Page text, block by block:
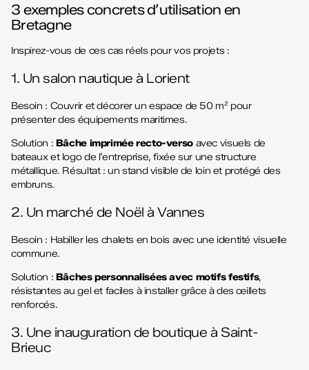
3 exemples concrets d’utilisation en
Bretagne
Inspirez-vous de ces cas réels pour vos projets :
1. Un salon nautique à Lorient
Besoin : Couvrir et décorer un espace de 50 m² pour
présenter des équipements maritimes.
Solution : Bâche imprimée recto-versoavec visuels de
bateaux et logo de l’entreprise, fixée sur une structure
métallique. Résultat : un stand visible de loin et protégé des
embruns.
2. Un marché de Noël à Vannes
Besoin : Habiller les chalets en bois avec une identité visuelle
commune.
Solution : Bâches personnalisées avec motifs festifs,
résistantes au gel et faciles à installer grâce à des œillets
renforcés.
3. Une inauguration de boutique à Saint-
Brieuc